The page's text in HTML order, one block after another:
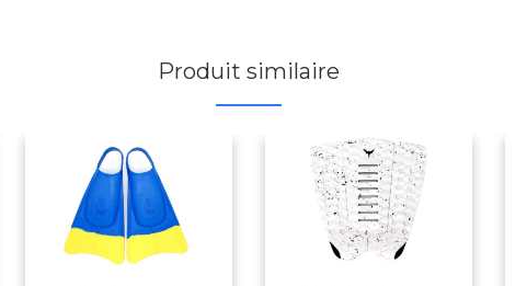
Produit similaire